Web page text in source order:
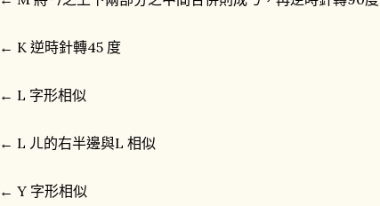
K 逆時針轉45 度
L 字形相似
L ㄦ的右半邊與L 相似
Y 字形相似